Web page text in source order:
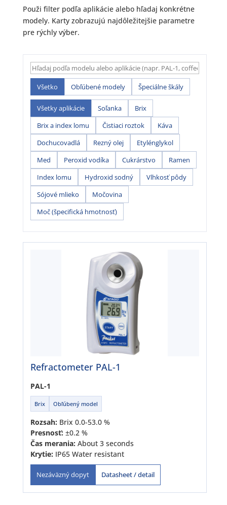
Použi filter podľa aplikácie alebo hľadaj konkrétne
modely. Karty zobrazujú najdôležitejšie parametre
pre rýchly výber.
Všetko Obľúbené modely Špeciálne škály
Všetky aplikácie Soľanka
Brix
Brix a index lomu
Čistiaci roztok
Káva
Dochucovadlá
Rezný olej
Etylénglykol
Med
Peroxid vodíka Cukrárstvo
Ramen
Index lomu
Hydroxid sodný
Vlhkosť pôdy
Sójové mlieko
Močovina
Moč (špecifická hmotnosť)
Refractometer PAL-1
PAL-1
Brix Obľúbený model
Rozsah: Brix 0.0-53.0 %
Presnosť: ±0.2 %
Čas merania: About 3 seconds
Krytie: IP65 Water resistant
Nezáväzný dopyt Datasheet / detail